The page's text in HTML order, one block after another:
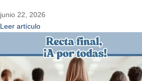
junio 22, 2026
Leer artículo